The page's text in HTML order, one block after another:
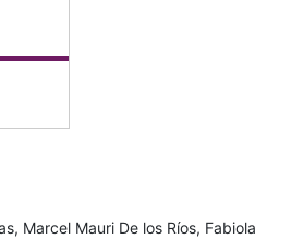
Marcel Mauri De los Ríos, Fabiola